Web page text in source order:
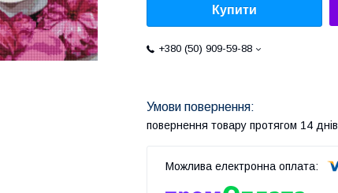
Купити
+380 (50) 909-59-88
повернення товару протягом 14 днів